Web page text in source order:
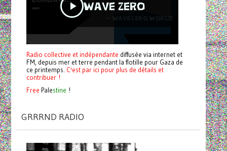
Radio collective et indépendante diffusée via internet et
FM, depuis mer et terre pendant la flotille pour Gaza de
ce printemps. C'est par ici pour plus de détails et
contribuer !
Free Palestine !
GRRRND RADIO